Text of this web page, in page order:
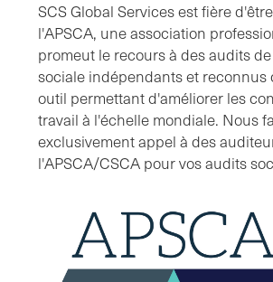
SCS Global Services est fière
l'APSCA, une association
promeut le recours à des audits
sociale indépendants et reconnus
outil permettant d'améliorer les
travail à l'échelle mondiale. Nous
exclusivement appel à des
l'APSCA/CSCA pour vos audits